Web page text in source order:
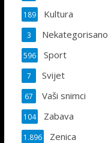
Kultura
189
Nekategorisano
3
Sport
596
Svijet
7
Vaši snimci
67
Zabava
104
Zenica
1.896